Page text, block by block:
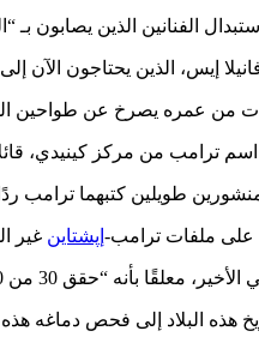
يحتاجون الآن إلى إيجاد طريقة أخرى
من عمره يصرخ عن طواحين
ترامب من مركز كينيدي، قائلاً
منشورين طويلين كتبهما
على ملفات ترامب- إپشتاين غير
الشديد” وأنه أذكى من جميع رؤساء الولايات المتحدة السابقين.
البلاد إلى فحص دماغه هذه